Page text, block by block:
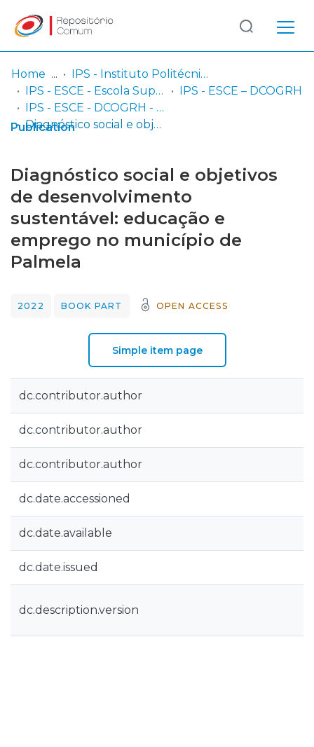
Communities
& Collections
Entities
Statistics
Log
In
(current)
Home
IPS - Instituto Politécnico de Setúbal
IPS - ESCE - Escola Superior de Ciências Empresariais
IPS - ESCE – DCOGRH
IPS - ESCE - DCOGRH - Capítulos em livros
Diagnóstico social e objetivos de desenvolvimento sustentável: educação e emprego no município de Palmela
Publication
Diagnóstico social e objetivos
de desenvolvimento
sustentável: educação e
emprego no município de
Palmela
2022 BOOK PART OPEN ACCESS
Simple item page
dc.contributor.author
dc.contributor.author
dc.contributor.author
dc.date.accessioned
dc.date.available
dc.date.issued
dc.description.version